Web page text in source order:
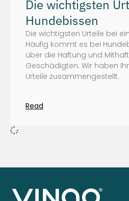
Die wichtigsten
Hundebissen
Die wichtigsten Urteile bei
Häufig kommt es bei
über die Haftung und
Geschädigten. Wir haben
Urteile zusammengestellt.
Read